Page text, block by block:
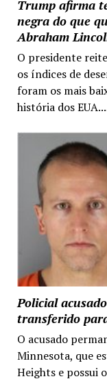
Trump afirma
negra do que
Abraham
O presidente
os índices de
foram os mais
história dos
Policial
transferido
O acusado
Minnesota, que
Heights e possui